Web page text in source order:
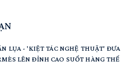
LỤA - 'KIỆT TÁC NGHỆ THUẬT' ĐƯA
LÊN ĐỈNH CAO SUỐT HÀNG THẾ